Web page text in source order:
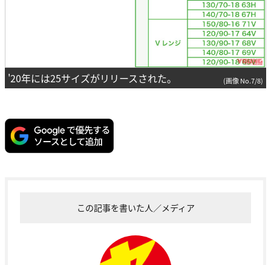
'20年には25サイズがリリースされた。 (画像 No.7/8)
この記事を書いた人／メディア